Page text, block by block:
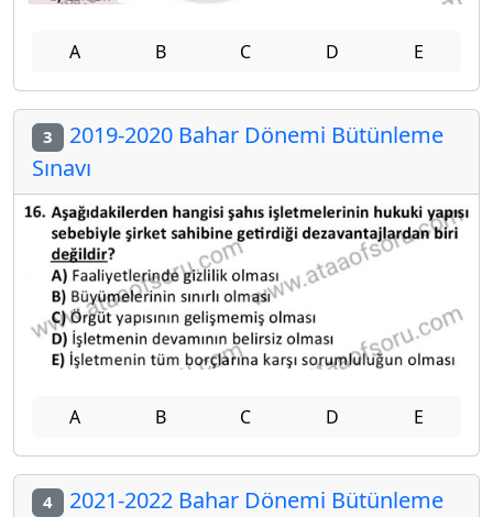
A B C D E
3 2019-2020 Bahar Dönemi Bütünleme
Sınavı
A B C D E
4 2021-2022 Bahar Dönemi Bütünleme